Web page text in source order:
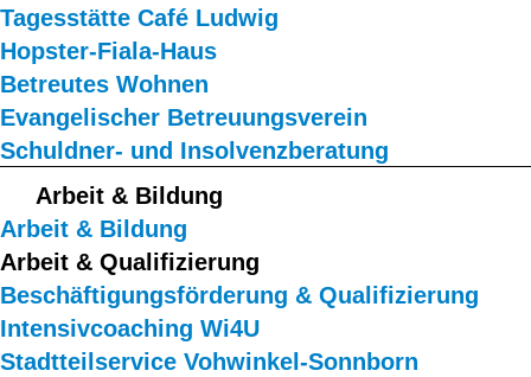
Tagesstätte Café Ludwig
Hopster-Fiala-Haus
Betreutes Wohnen
Evangelischer Betreuungsverein
Schuldner- und Insolvenzberatung
Arbeit & Bildung
Arbeit & Bildung
Arbeit & Qualifizierung
Beschäftigungsförderung & Qualifizierung
Intensivcoaching Wi4U
Stadtteilservice Vohwinkel-Sonnborn